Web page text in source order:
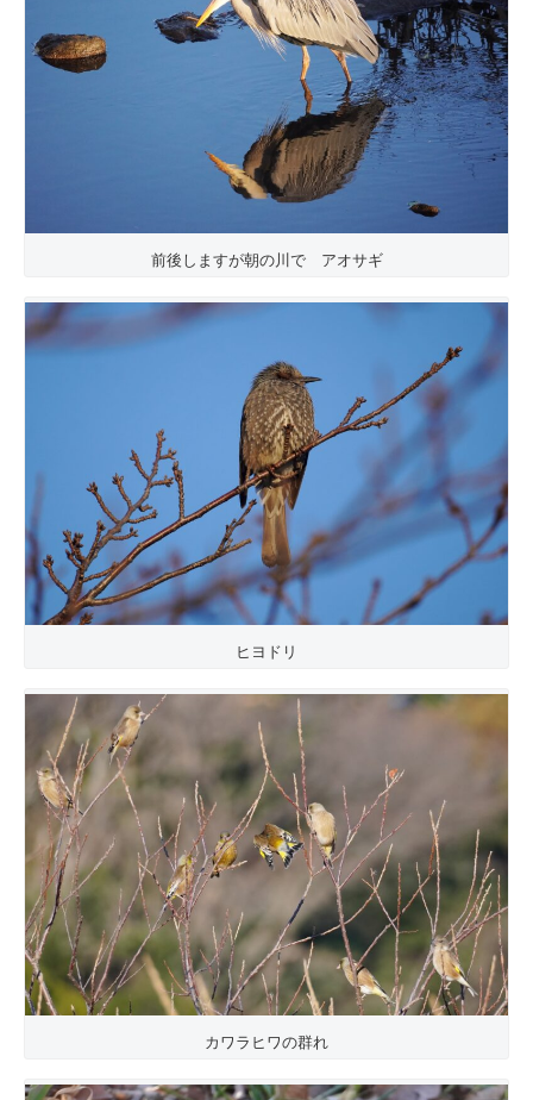
前後しますが朝の川で アオサギ
ヒヨドリ
カワラヒワの群れ